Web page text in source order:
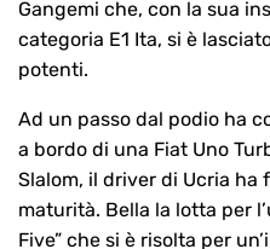
Gangemi che, con la sua
categoria E1 Ita, si è
potenti.
Ad un passo dal podio ha
a bordo di una Fiat Uno
Slalom, il driver di Ucria
maturità. Bella la lotta per
Five” che si è risolta per